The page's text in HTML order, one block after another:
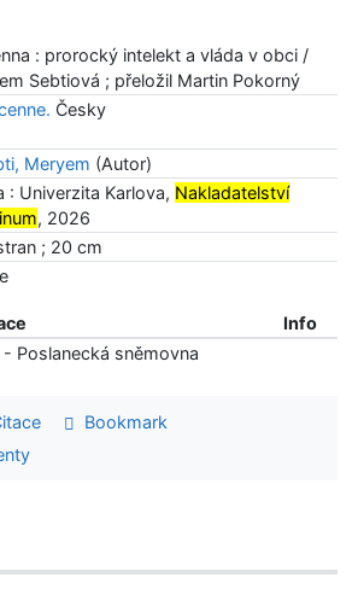
: prorocký intelekt a vláda v obci /
Sebtiová ; přeložil Martin Pokorný
Česky
Meryem (Autor)
: Univerzita Karlova, Nakladatelství
, 2026
; 20 cm
Info
- Poslanecká sněmovna
Bookmark